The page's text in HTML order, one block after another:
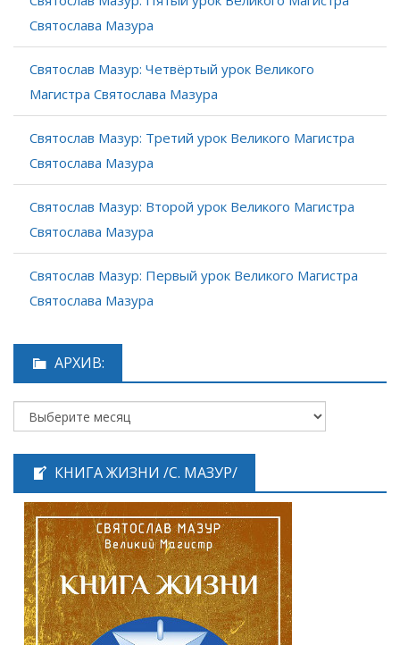
Святослава Мазура
Святослав Мазур: Четвёртый урок Великого
Магистра Святослава Мазура
Святослав Мазур: Третий урок Великого Магистра
Святослава Мазура
Святослав Мазур: Второй урок Великого Магистра
Святослава Мазура
Святослав Мазур: Первый урок Великого Магистра
Святослава Мазура
АРХИВ:
КНИГА ЖИЗНИ /С. МАЗУР/